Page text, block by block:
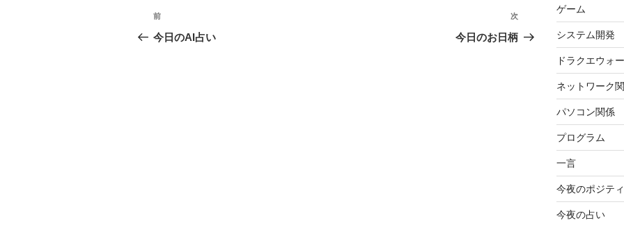
投
稿
前
の
前
今日のAI占い
次
の
次
今日のお日柄
ゲーム
システム開発
ドラクエウォ
ネットワーク
パソコン関係
プログラム
一言
今夜のポジテ
今夜の占い